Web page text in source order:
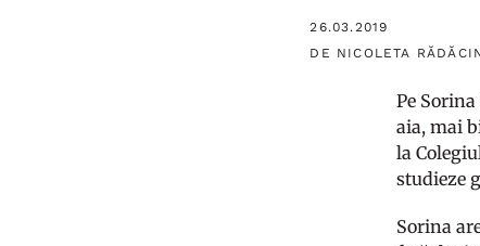
26.03.2019
DE NICOLETA
Pe
aia, mai
la
studieze
Sorina